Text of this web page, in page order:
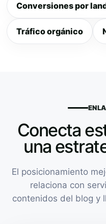
Conversiones por
Tráfico orgánico
Conecta
una
El posicionamiento
relaciona con
contenidos del blog y